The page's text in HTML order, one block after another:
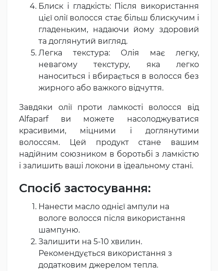
Блиск і гладкість: Після використання
цієї олії волосся стає більш блискучим і
гладеньким, надаючи йому здоровий
та доглянутий вигляд.
Легка текстура: Олія має легку,
невагому текстуру, яка легко
наноситься і вбирається в волосся без
жирного або важкого відчуття.
Завдяки олії проти ламкості волосся від
Alfaparf ви можете насолоджуватися
красивими, міцними і доглянутими
волоссям. Цей продукт стане вашим
надійним союзником в боротьбі з ламкістю
і залишить ваші локони в ідеальному стані.
Спосіб застосування:
Нанести масло однієї ампули на
вологе волосся після використання
шампуню.
Залишити на 5-10 хвилин.
Рекомендується використання з
додатковим джерелом тепла.